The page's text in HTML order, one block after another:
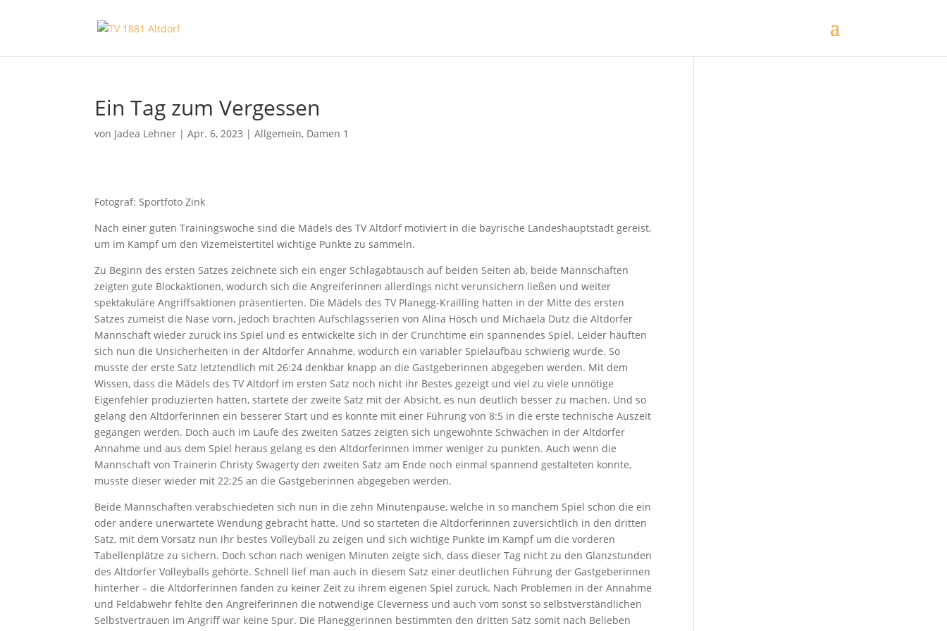
Ein Tag zum Vergessen
von Jadea Lehner |Apr. 6, 2023 |Allgemein, Damen 1
Fotograf: Sportfoto Zink
Nach einer guten Trainingswoche sind die Mädels des TV Altdorf motiviert in die bayrische Landeshauptstadt gereist,
um im Kampf um den Vizemeistertitel wichtige Punkte zu sammeln.
Zu Beginn des ersten Satzes zeichnete sich ein enger Schlagabtausch auf beiden Seiten ab, beide Mannschaften
zeigten gute Blockaktionen, wodurch sich die Angreiferinnen allerdings nicht verunsichern ließen und weiter
spektakuläre Angriffsaktionen präsentierten. Die Mädels des TV Planegg-Krailling hatten in der Mitte des ersten
Satzes zumeist die Nase vorn, jedoch brachten Aufschlagsserien von Alina Hösch und Michaela Dutz die Altdorfer
Mannschaft wieder zurück ins Spiel und es entwickelte sich in der Crunchtime ein spannendes Spiel. Leider häuften
sich nun die Unsicherheiten in der Altdorfer Annahme, wodurch ein variabler Spielaufbau schwierig wurde. So
musste der erste Satz letztendlich mit 26:24 denkbar knapp an die Gastgeberinnen abgegeben werden. Mit dem
Wissen, dass die Mädels des TV Altdorf im ersten Satz noch nicht ihr Bestes gezeigt und viel zu viele unnötige
Eigenfehler produzierten hatten, startete der zweite Satz mit der Absicht, es nun deutlich besser zu machen. Und so
gelang den Altdorferinnen ein besserer Start und es konnte mit einer Führung von 8:5 in die erste technische Auszeit
gegangen werden. Doch auch im Laufe des zweiten Satzes zeigten sich ungewohnte Schwächen in der Altdorfer
Annahme und aus dem Spiel heraus gelang es den Altdorferinnen immer weniger zu punkten. Auch wenn die
Mannschaft von Trainerin Christy Swagerty den zweiten Satz am Ende noch einmal spannend gestalteten konnte,
musste dieser wieder mit 22:25 an die Gastgeberinnen abgegeben werden.
Beide Mannschaften verabschiedeten sich nun in die zehn Minutenpause, welche in so manchem Spiel schon die ein
oder andere unerwartete Wendung gebracht hatte. Und so starteten die Altdorferinnen zuversichtlich in den dritten
Satz, mit dem Vorsatz nun ihr bestes Volleyball zu zeigen und sich wichtige Punkte im Kampf um die vorderen
Tabellenplätze zu sichern. Doch schon nach wenigen Minuten zeigte sich, dass dieser Tag nicht zu den Glanzstunden
des Altdorfer Volleyballs gehörte. Schnell lief man auch in diesem Satz einer deutlichen Führung der Gastgeberinnen
hinterher – die Altdorferinnen fanden zu keiner Zeit zu ihrem eigenen Spiel zurück. Nach Problemen in der Annahme
und Feldabwehr fehlte den Angreiferinnen die notwendige Cleverness und auch vom sonst so selbstverständlichen
Selbstvertrauen im Angriff war keine Spur. Die Planeggerinnen bestimmten den dritten Satz somit nach Belieben